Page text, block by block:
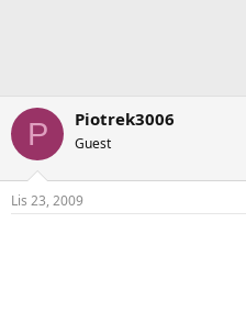
P Piotrek3006
Guest
Lis 23, 2009